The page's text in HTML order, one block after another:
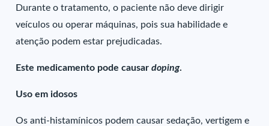
Durante o tratamento, o paciente não deve dirigir
veículos ou operar máquinas, pois sua habilidade e
atenção podem estar prejudicadas.
Este medicamento pode causardoping.
Uso em idosos
Os anti-histamínicos podem causar sedação, vertigem e